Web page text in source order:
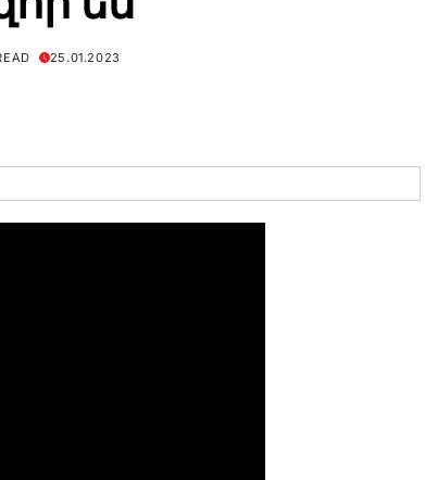
25.01.2023